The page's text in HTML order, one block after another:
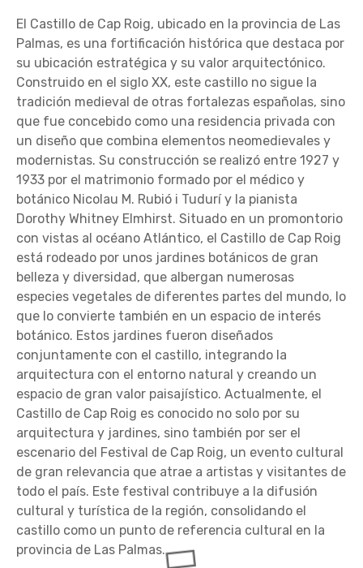
El Castillo de Cap Roig, ubicado en la provincia de Las
Palmas, es una fortificación histórica que destaca por
su ubicación estratégica y su valor arquitectónico.
Construido en el siglo XX, este castillo no sigue la
tradición medieval de otras fortalezas españolas, sino
que fue concebido como una residencia privada con
un diseño que combina elementos neomedievales y
modernistas. Su construcción se realizó entre 1927 y
1933 por el matrimonio formado por el médico y
botánico Nicolau M. Rubió i Tudurí y la pianista
Dorothy Whitney Elmhirst. Situado en un promontorio
con vistas al océano Atlántico, el Castillo de Cap Roig
está rodeado por unos jardines botánicos de gran
belleza y diversidad, que albergan numerosas
especies vegetales de diferentes partes del mundo, lo
que lo convierte también en un espacio de interés
botánico. Estos jardines fueron diseñados
conjuntamente con el castillo, integrando la
arquitectura con el entorno natural y creando un
espacio de gran valor paisajístico. Actualmente, el
Castillo de Cap Roig es conocido no solo por su
arquitectura y jardines, sino también por ser el
escenario del Festival de Cap Roig, un evento cultural
de gran relevancia que atrae a artistas y visitantes de
todo el país. Este festival contribuye a la difusión
cultural y turística de la región, consolidando el
castillo como un punto de referencia cultural en la
provincia de Las Palmas.